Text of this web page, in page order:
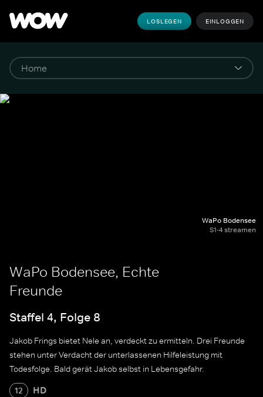
LOSLEGEN EINLOGGEN
WaPo Bodensee
S1-4 streamen
WaPo Bodensee, Echte
Freunde
Staffel 4, Folge 8
Jakob Frings bietet Nele an, verdeckt zu ermitteln. Drei Freunde
stehen unter Verdacht der unterlassenen Hilfeleistung mit
Todesfolge. Bald gerät Jakob selbst in Lebensgefahr.
12 HD